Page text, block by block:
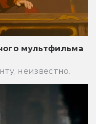
мультфильма
неизвестно.